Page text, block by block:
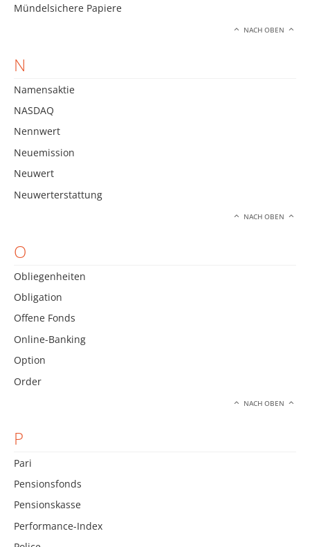
Mündelsichere Papiere
NACH OBEN
N
Namensaktie
NASDAQ
Nennwert
Neuemission
Neuwert
Neuwerterstattung
NACH OBEN
O
Obliegenheiten
Obligation
Offene Fonds
Online-Banking
Option
Order
NACH OBEN
P
Pari
Pensionsfonds
Pensionskasse
Performance-Index